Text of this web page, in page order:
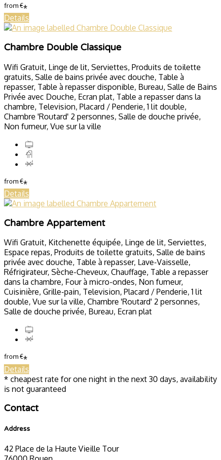
from€*
Details
Chambre Double Classique
Wifi Gratuit, Linge de lit, Serviettes, Produits de toilette
gratuits, Salle de bains privée avec douche, Table à
repasser, Table à repasser disponible, Bureau, Salle de Bains
Privée avec Douche, Ecran plat, Table a repasser dans la
chambre, Television, Placard / Penderie, 1 lit double,
Chambre 'Routard' 2 personnes, Salle de douche privée,
Non fumeur, Vue sur la ville
from€*
Details
Chambre Appartement
Wifi Gratuit, Kitchenette équipée, Linge de lit, Serviettes,
Espace repas, Produits de toilette gratuits, Salle de bains
privée avec douche, Table à repasser, Lave-Vaisselle,
Réfrigirateur, Sèche-Cheveux, Chauffage, Table a repasser
dans la chambre, Four à micro-ondes, Non fumeur,
Cuisinière, Grille-pain, Television, Placard / Penderie, 1 lit
double, Vue sur la ville, Chambre 'Routard' 2 personnes,
Salle de douche privée, Bureau, Ecran plat
from€*
Details
* cheapest rate for one night in the next 30 days, availability
is not guaranteed
Contact
Address
42 Place de la Haute Vieille Tour